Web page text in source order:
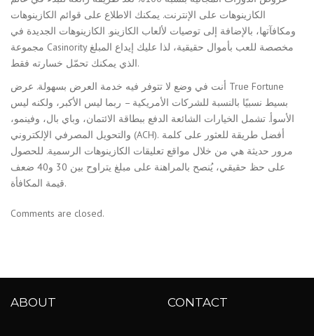
الكازينوهات على الإنترنت. يمكنك الاطلاع على قوائم الكازينوهات
ومكافآتها، بالإضافة إلى توصيات لألعاب الكازينو. الكازينوهات الجديدة في
مجموعة Casinority مخصصة للعب بأموال حقيقية، لذا عليك إيداع المبلغ
الذي يمكنك تحمّل خسارته فقط.
أنت في وضع لا تتوفر فيه خدمة العرض بسهولة. عرض True Fortune
بسيط نسبيًا بالنسبة للشركات الأمريكية – ربما ليس الأكبر، ولكنه ليس
الأسوأ. تشمل الخيارات الشائعة الدفع ببطاقة الائتمان، وباي بال، وفينمو،
والتحويل المصرفي الإلكتروني (ACH). أفضل طريقة للعثور على كلمة
مرور حديثة هي من خلال مواقع تعليقات الكازينوهات الرسمية. للحصول
على حظ حقيقي، يُنصح بالمراهنة على مبلغ يتراوح بين 30 و40 ضعف
قيمة المكافأة.
Comments are closed.
ABOUT CONTACT